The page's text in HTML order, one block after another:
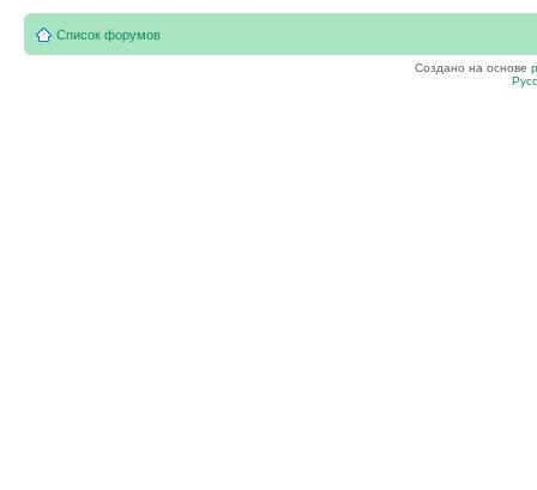
Список форумов
Создано на основе